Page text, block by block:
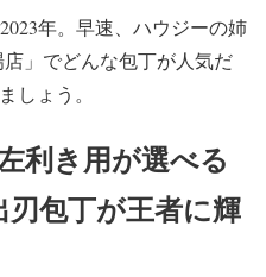
年。早速、ハウジーの姉
」でどんな包丁が人気だ
しょう。
利き用が選べる
刃包丁が王者に輝